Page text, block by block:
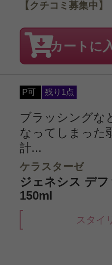
【クチコミ募集中】
カートに
P可 残り1点
ブラッシングな
なってしまった
計...
ケラスターゼ
ジェネシス デ
150ml
スタイ